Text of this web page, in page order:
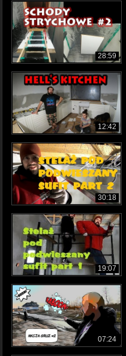
28:59
12:42
30:18
19:07
07:24